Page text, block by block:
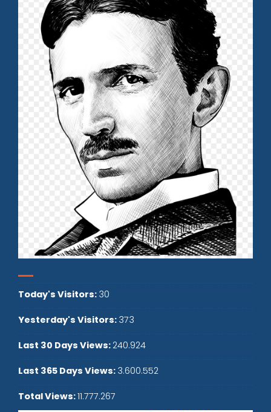
Today's Visitors: 30
Yesterday's Visitors: 373
Last 30 Days Views: 240.924
Last 365 Days Views: 3.600.552
Total Views:11.777.267